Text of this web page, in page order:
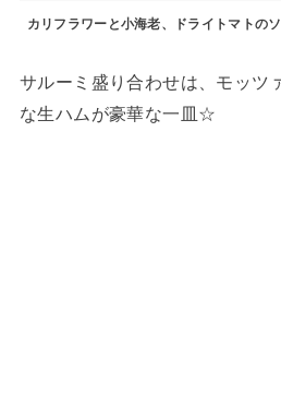
カリフラワーと小海老、ドライトマトの
サルーミ盛り合わせは、モッツ
な生ハムが豪華な一皿☆